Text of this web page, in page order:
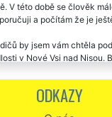
V této době se člověk
a počítám že je
by jsem vám chtěla
v Nové Vsi nad Nisou.
ODKAZY